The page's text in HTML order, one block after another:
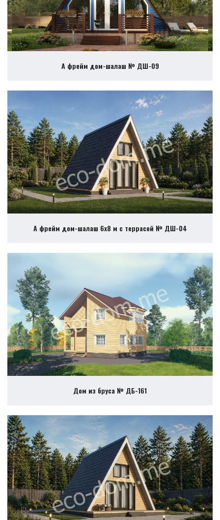
А фрейм дом-шалаш № ДШ-09
А фрейм дом-шалаш 6х8 м с террасой № ДШ-04
Дом из бруса № ДБ-161